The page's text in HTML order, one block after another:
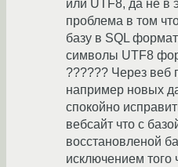
или UTF8, да не в
проблема в том
базу в SQL
символы UTF8
?????? Через веб
например новых
спокойно
вебсайт что с
восстановленой
исключением того